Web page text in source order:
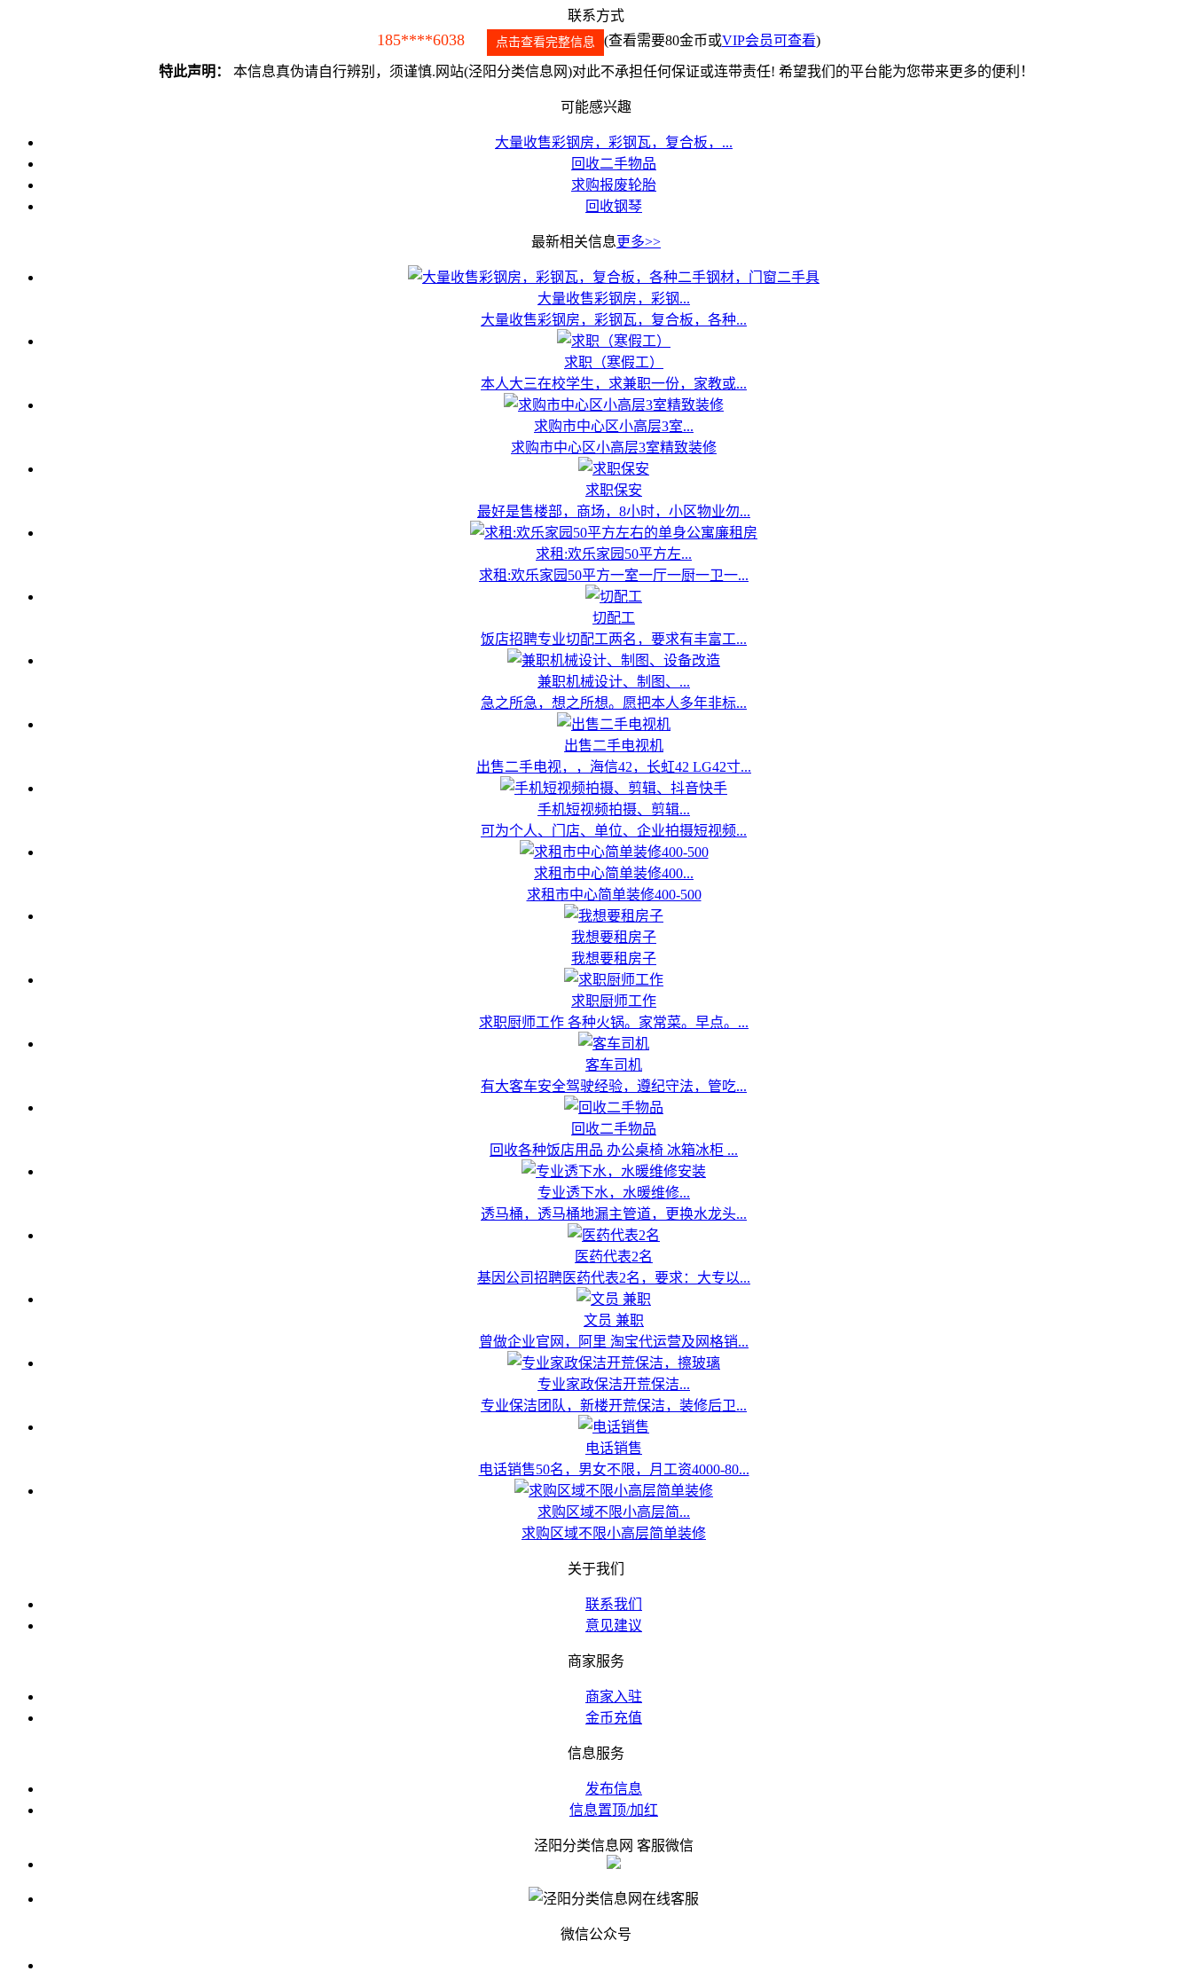
联系方式
185****6038 点击查看完整信息 (查看需要80金币或VIP会员可查看)
特此声明： 本信息真伪请自行辨别，须谨慎.网站(泾阳分类信息网)对此不承担任何保证或连带责任! 希望我们的平台能为您带来更多的便利！
可能感兴趣
大量收售彩钢房，彩钢瓦，复合板，...
回收二手物品
求购报废轮胎
回收钢琴
最新相关信息更多>>
大量收售彩钢房，彩钢...
大量收售彩钢房，彩钢瓦，复合板，各种...
求职（寒假工）
本人大三在校学生，求兼职一份，家教或...
求购市中心区小高层3室...
求购市中心区小高层3室精致装修
求职保安
最好是售楼部，商场，8小时，小区物业勿...
求租:欢乐家园50平方左...
求租:欢乐家园50平方一室一厅一厨一卫一...
切配工
饭店招聘专业切配工两名，要求有丰富工...
兼职机械设计、制图、...
急之所急，想之所想。愿把本人多年非标...
出售二手电视机
出售二手电视，，海信42，长虹42 LG42寸...
手机短视频拍摄、剪辑...
可为个人、门店、单位、企业拍摄短视频...
求租市中心简单装修400...
求租市中心简单装修400-500
我想要租房子
我想要租房子
求职厨师工作
求职厨师工作 各种火锅。家常菜。早点。...
客车司机
有大客车安全驾驶经验，遵纪守法，管吃...
回收二手物品
回收各种饭店用品 办公桌椅 冰箱冰柜 ...
专业透下水，水暖维修...
透马桶，透马桶地漏主管道，更换水龙头...
医药代表2名
基因公司招聘医药代表2名，要求：大专以...
文员 兼职
曾做企业官网，阿里 淘宝代运营及网格销...
专业家政保洁开荒保洁...
专业保洁团队，新楼开荒保洁，装修后卫...
电话销售
电话销售50名，男女不限，月工资4000-80...
求购区域不限小高层简...
求购区域不限小高层简单装修
关于我们
联系我们
意见建议
商家服务
商家入驻
金币充值
信息服务
发布信息
信息置顶/加红
泾阳分类信息网 客服微信
微信公众号